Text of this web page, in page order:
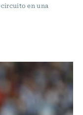
en una